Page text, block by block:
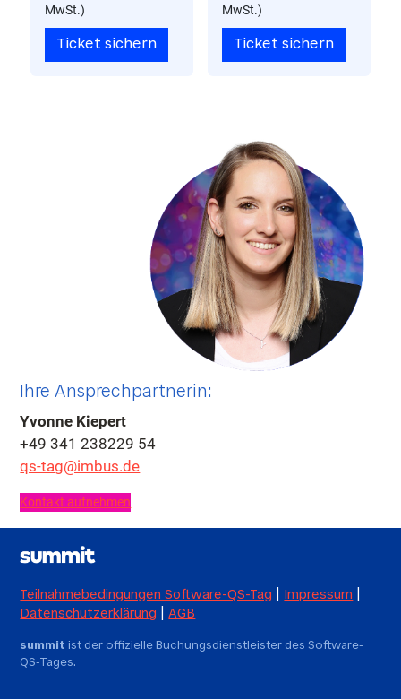
MwSt.)
Ticket sichern
MwSt.)
Ticket sichern
Ihre Ansprechpartnerin:
Yvonne Kiepert
+49 341 238229 54
qs-tag@imbus.de
Kontakt aufnehmen
Teilnahmebedingungen Software-QS-Tag Impressum
Datenschutzerklärung |AGB
summit ist der offizielle Buchungsdienstleister des Software-
QS-Tages.